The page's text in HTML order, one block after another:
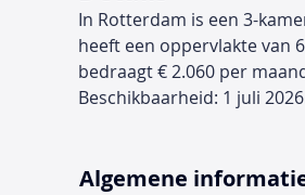
In Rotterdam is een 3-
heeft een oppervlakte van
bedraagt € 2.060 per
Beschikbaarheid: 1 juli
Algemene